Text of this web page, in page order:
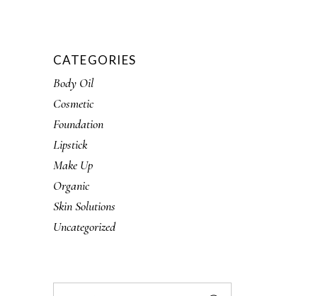
CATEGORIES
Body Oil
Cosmetic
Foundation
Lipstick
Make Up
Organic
Skin Solutions
Uncategorized